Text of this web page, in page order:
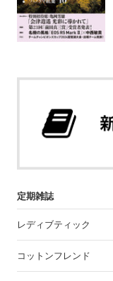
定期雑誌
レディブティック
コットンフレンド